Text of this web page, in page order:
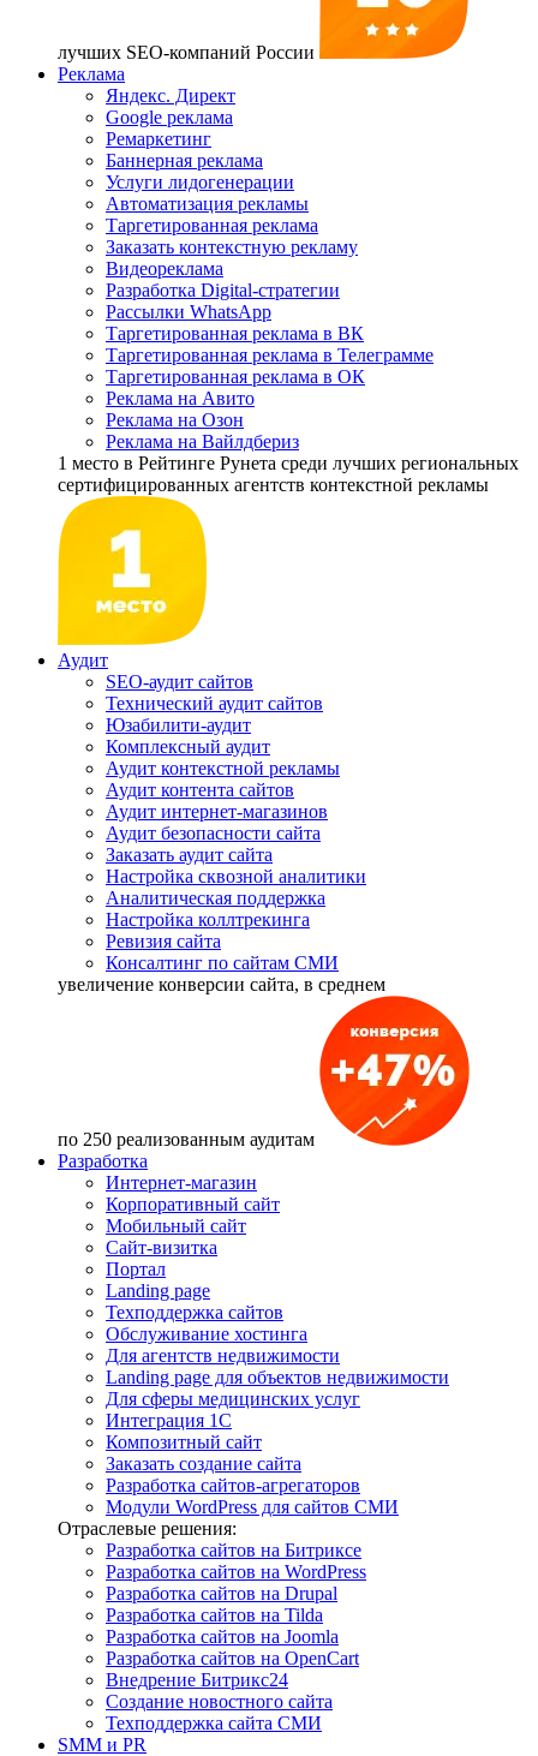
лучших SEO-компаний России
Реклама
Яндекс. Директ
Google реклама
Ремаркетинг
Баннерная реклама
Услуги лидогенерации
Автоматизация рекламы
Таргетированная реклама
Заказать контекстную рекламу
Видеореклама
Разработка Digital-стратегии
Рассылки WhatsApp
Таргетированная реклама в ВК
Таргетированная реклама в Телеграмме
Таргетированная реклама в ОК
Реклама на Авито
Реклама на Озон
Реклама на Вайлдбериз
1 место в Рейтинге Рунета cреди лучших региональных
сертифицированных агентств контекстной рекламы
Аудит
SEO-аудит сайтов
Технический аудит сайтов
Юзабилити-аудит
Комплексный аудит
Аудит контекстной рекламы
Аудит контента сайтов
Аудит интернет-магазинов
Аудит безопасности сайта
Заказать аудит сайта
Настройка сквозной аналитики
Аналитическая поддержка
Настройка коллтрекинга
Ревизия сайта
Консалтинг по сайтам СМИ
увеличение конверсии сайта, в среднем
по 250 реализованным аудитам
Разработка
Интернет-магазин
Корпоративный сайт
Мобильный сайт
Сайт-визитка
Портал
Landing page
Техподдержка сайтов
Обслуживание хостинга
Для агентств недвижимости
Landing page для объектов недвижимости
Для сферы медицинских услуг
Интеграция 1С
Композитный сайт
Заказать создание сайта
Разработка сайтов-агрегаторов
Модули WordPress для сайтов СМИ
Отраслевые решения:
Разработка сайтов на Битриксе
Разработка сайтов на WordPress
Разработка сайтов на Drupal
Разработка сайтов на Tilda
Разработка сайтов на Joomla
Разработка сайтов на OpenCart
Внедрение Битрикс24
Создание новостного сайта
Техподдержка сайта СМИ
SMM и PR